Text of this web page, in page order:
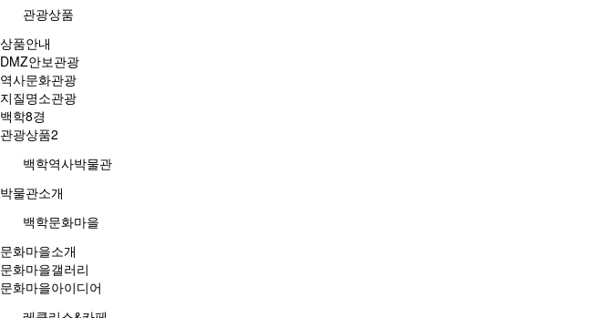
관광상품
상품안내
DMZ안보관광
역사문화관광
지질명소관광
백학8경
관광상품2
백학역사박물관
박물관소개
백학문화마을
문화마을소개
문화마을갤러리
문화마을아이디어